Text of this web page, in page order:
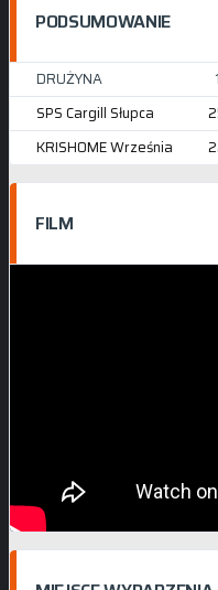
PODSUMOWANIE
DRUŻYNA 1
SPS Cargill Słupca
KRISHOME Września
FILM